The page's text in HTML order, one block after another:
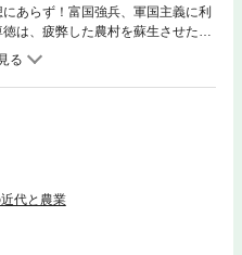
あらず！富国強兵、軍国主義に利
は、疲弊した農村を蘇生させた農
、自然秩序・心的秩序と資本主義
代と農業